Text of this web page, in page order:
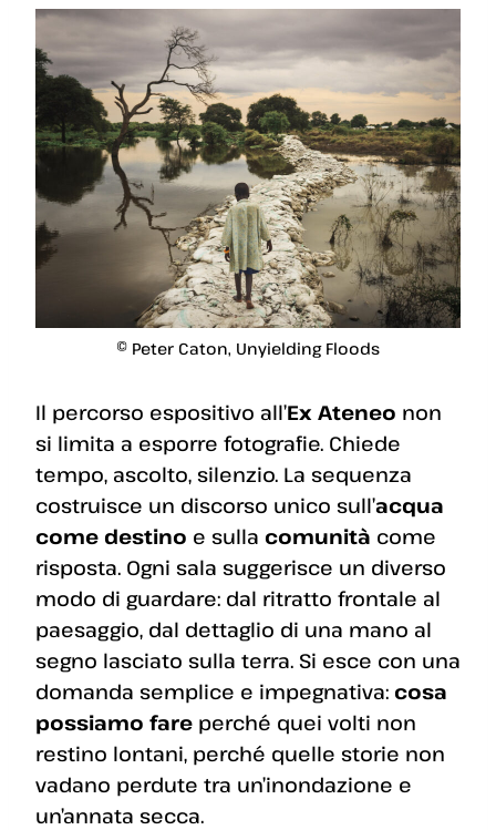
© Peter Caton, Unyielding Floods
Il percorso espositivo all’Ex Ateneo non
si limita a esporre fotografie. Chiede
tempo, ascolto, silenzio. La sequenza
costruisce un discorso unico sull’acqua
come destino e sulla comunità come
risposta. Ogni sala suggerisce un diverso
modo di guardare: dal ritratto frontale al
paesaggio, dal dettaglio di una mano al
segno lasciato sulla terra. Si esce con una
domanda semplice e impegnativa: cosa
possiamo fare perché quei volti non
restino lontani, perché quelle storie non
vadano perdute tra un’inondazione e
un’annata secca.